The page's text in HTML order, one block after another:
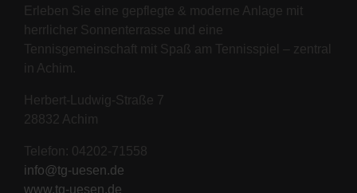
Erleben Sie eine gepflegte & moderne Anlage mit
herrlicher Sonnenterrasse und eine
Tennisgemeinschaft mit Spaß am Tennisspiel – zentral
in Achim.
Herbert-Ludwig-Straße 7
28832 Achim
Telefon: 04202-71558
info@tg-uesen.de
www.tg-uesen.de